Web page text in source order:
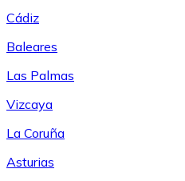
Cádiz
Baleares
Las Palmas
Vizcaya
La Coruña
Asturias